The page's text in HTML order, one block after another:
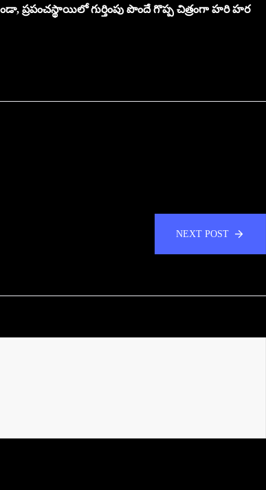
గుర్తింపు పొందే గొప్ప చిత్రంగా హరి హర
NEXT POST